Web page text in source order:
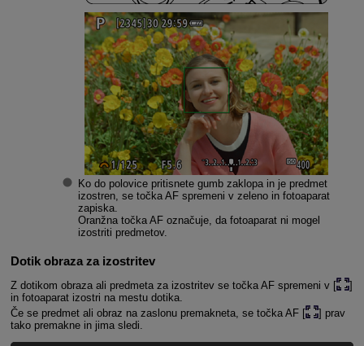
Ko do polovice pritisnete gumb zaklopa in je predmet
izostren, se točka AF spremeni v zeleno in fotoaparat
zapiska.
Oranžna točka AF označuje, da fotoaparat ni mogel
izostriti predmetov.
Dotik obraza za izostritev
Z dotikom obraza ali predmeta za izostritev se točka AF spremeni v [
]
in fotoaparat izostri na mestu dotika.
Če se predmet ali obraz na zaslonu premakneta, se točka AF [
] prav
tako premakne in jima sledi.